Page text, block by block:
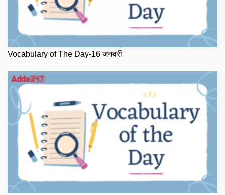
Vocabulary of The Day-16 जनवरी